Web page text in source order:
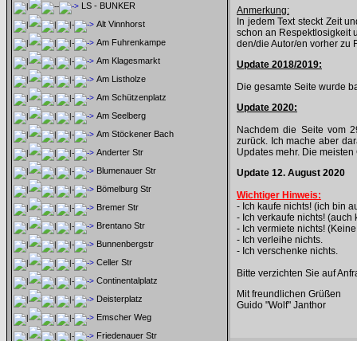
LS - BUNKER
Alt Vinnhorst
Am Fuhrenkampe
Am Klagesmarkt
Am Listholze
Am Schützenplatz
Am Seelberg
Am Stöckener Bach
Anderter Str
Blumenauer Str
Bömelburg Str
Bremer Str
Brentano Str
Bunnenbergstr
Celler Str
Continentalplatz
Deisterplatz
Emscher Weg
Friedenauer Str
Anmerkung:
In jedem Text steckt Zeit
schon an Respektlosigkeit
den/die Autor/en vorher zu
Update 2018/2019:
Die gesamte Seite wurde
Update 2020:
Nachdem die Seite vom
zurück. Ich mache aber
Updates mehr. Die
Update 12. August 2020
Wichtiger Hinweis:
- Ich kaufe nichts! (ich bin
- Ich verkaufe nichts! (auch
- Ich vermiete nichts!
- Ich verleihe nichts.
- Ich verschenke nichts.
Bitte verzichten Sie auf
Mit freundlichen Grüßen
Guido "Wolf" Janthor